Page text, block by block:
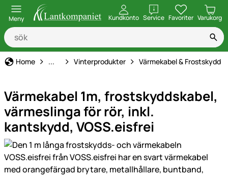
Meny Kundkonto ServiceöppnaFavoriter Varukorg
Home Hem, gård & stall
... Vinterprodukter Värmekabel & Frostskydd
Värmekabel 1m, frostskyddskabel,
värmeslinga för rör, inkl.
kantskydd, VOSS.eisfrei
Produktgaleri